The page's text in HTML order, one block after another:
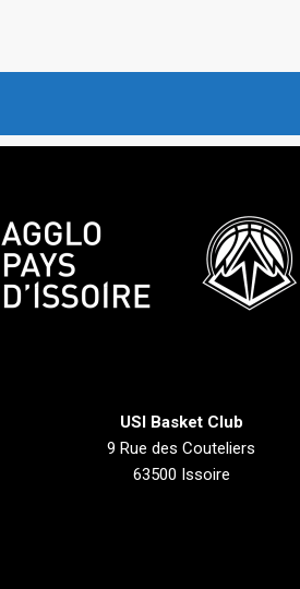
USI Basket Club
9 Rue des Couteliers
63500 Issoire